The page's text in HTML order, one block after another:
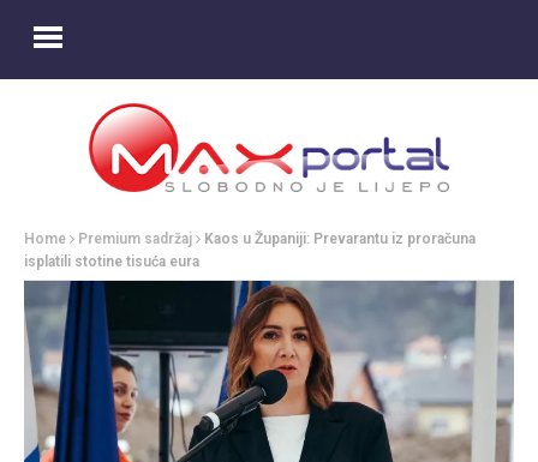
Home Premium sadržaj
Kaos u Županiji: Prevarantu iz proračuna
isplatili stotine tisuća eura